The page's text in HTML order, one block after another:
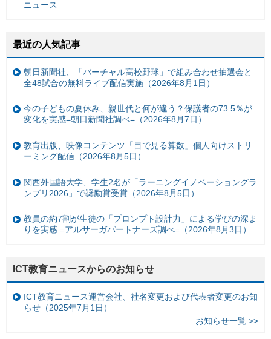
ニュース
最近の人気記事
朝日新聞社、「バーチャル高校野球」で組み合わせ抽選会と
全48試合の無料ライブ配信実施（2026年8月1日）
今の子どもの夏休み、親世代と何が違う？保護者の73.5％が
変化を実感=朝日新聞社調べ=（2026年8月7日）
教育出版、映像コンテンツ「目で見る算数」個人向けストリ
ーミング配信（2026年8月5日）
関西外国語大学、学生2名が「ラーニングイノベーショングラ
ンプリ2026」で奨励賞受賞（2026年8月5日）
教員の約7割が生徒の「プロンプト設計力」による学びの深ま
りを実感 =アルサーガパートナーズ調べ=（2026年8月3日）
ICT教育ニュースからのお知らせ
ICT教育ニュース運営会社、社名変更および代表者変更のお知
らせ（2025年7月1日）
お知らせ一覧 >>